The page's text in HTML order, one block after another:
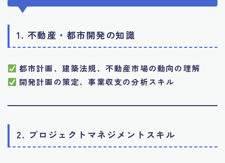
1. 不動産・都市開発の知識
都市計画、建築法規、不動産市場の動向の理解
開発計画の策定、事業収支の分析スキル
2. プロジェクトマネジメントスキル